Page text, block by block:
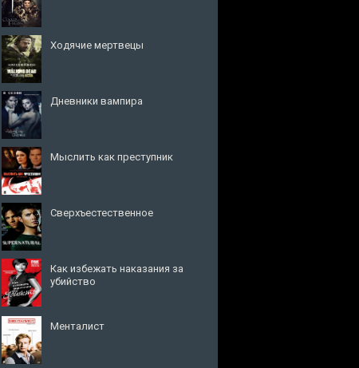
Ходячие мертвецы
Дневники вампира
Мыслить как преступник
Сверхъестественное
Как избежать наказания за
убийство
Менталист